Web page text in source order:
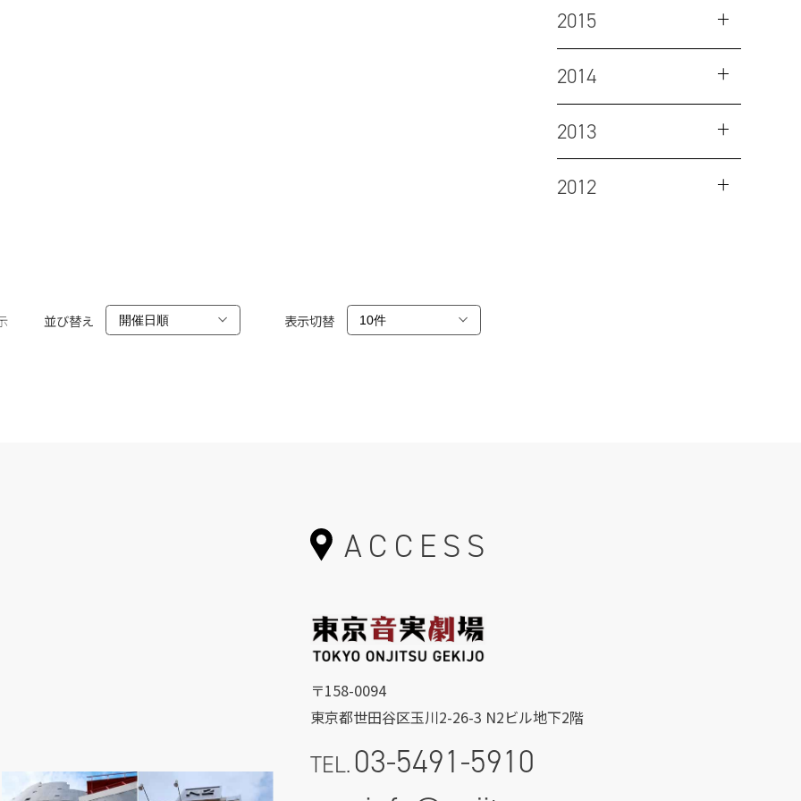
2015
2014
2013
2012
並び替え 表示切替
ACCESS
〒158-0094
東京都世田谷区玉川2-26-3 N2ビル地下2階
TEL.03-5491-5910